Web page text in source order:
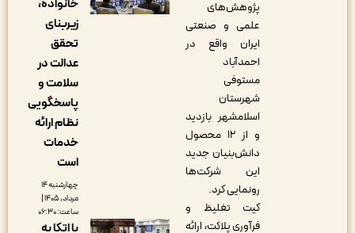
پژوهش‌های
علمی و صنعتی
ایران واقع در
احمدآباد
مستوفی
شهرستان
اسلامشهر بازدید
و از ۱۲ محصول
دانش‌بنیان جدید
این شرکت‌ها
رونمایی کرد.
کیت تغلیظ و
فرآوری پلاکت، ارائه
خانواده،
عدالت در
سلامت و
پاسخگویی
نظام ارائه
چهارشنبه ۱۴
مرداد, ۱۴۰۵ |
با اتکا به